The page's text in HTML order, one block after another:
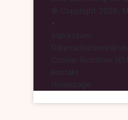
Datenschutzerklärung